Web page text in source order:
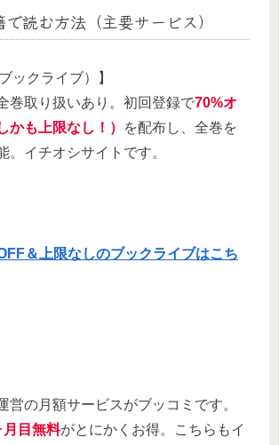
読む方法（主要サービス）
ックライブ）】
巻取り扱いあり。初回登録で70%オ
かも上限なし！）
を配布し、全巻を
。イチオシサイトです。
＆上限なしのブックライブはこち
営の月額サービスがブッコミです。
目無料がとにかくお得。こちらもイ